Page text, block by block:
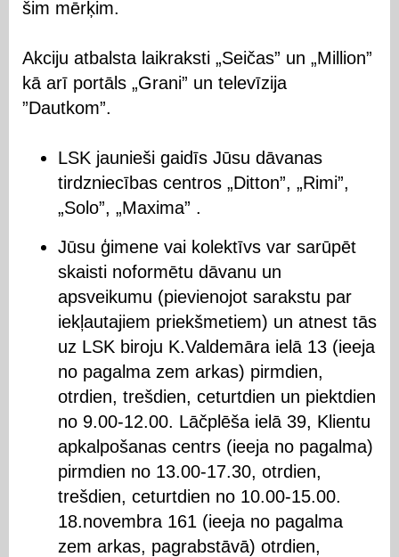
šim mērķim.
Akciju atbalsta laikraksti „Seičas” un „Million”
kā arī portāls „Grani” un televīzija
”Dautkom”.
LSK jaunieši gaidīs Jūsu dāvanas
tirdzniecības centros „Ditton”, „Rimi”,
„Solo”, „Maxima” .
Jūsu ģimene vai kolektīvs var sarūpēt
skaisti noformētu dāvanu un
apsveikumu (pievienojot sarakstu par
iekļautajiem priekšmetiem) un atnest tās
uz LSK biroju K.Valdemāra ielā 13 (ieeja
no pagalma zem arkas) pirmdien,
otrdien, trešdien, ceturtdien un piektdien
no 9.00-12.00. Lāčplēša ielā 39, Klientu
apkalpošanas centrs (ieeja no pagalma)
pirmdien no 13.00-17.30, otrdien,
trešdien, ceturtdien no 10.00-15.00.
18.novembra 161 (ieeja no pagalma
zem arkas, pagrabstāvā) otrdien,